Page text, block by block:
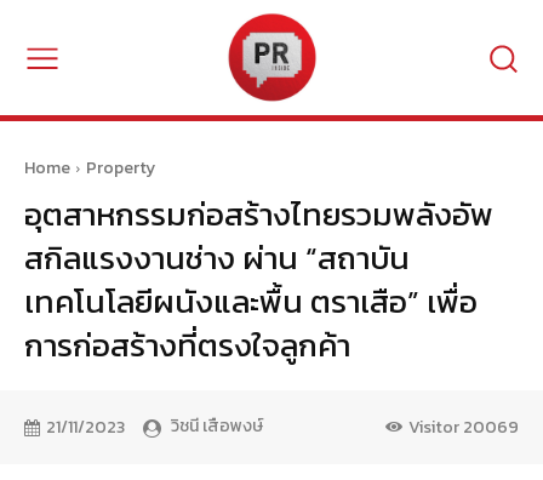
Home Property
อุตสาหกรรมก่อสร้างไทยรวมพลังอัพ
สกิลแรงงานช่าง ผ่าน “สถาบัน
เทคโนโลยีผนังและพื้น ตราเสือ” เพื่อ
การก่อสร้างที่ตรงใจลูกค้า
21/11/2023 วิชนี เสือพงษ์ Visitor20069